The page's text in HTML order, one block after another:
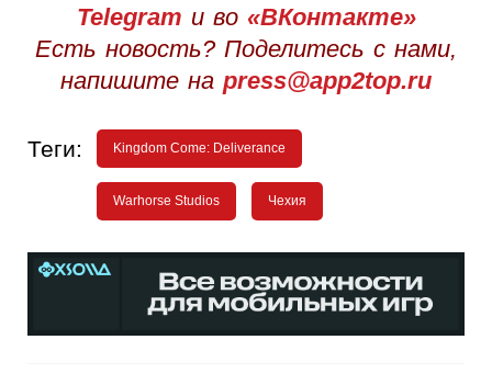
Telegram и во «ВКонтакте»
Есть новость? Поделитесь с нами,
напишите на press@app2top.ru
Теги: Kingdom Come: Deliverance
Warhorse Studios Чехия